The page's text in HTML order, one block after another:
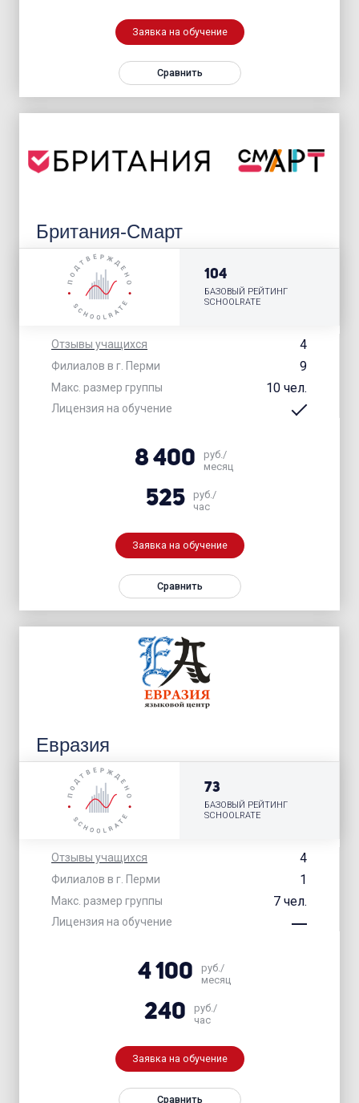
Заявка на обучение
Сравнить
Британия-Смарт
Отзывы учащихся 4
Филиалов в г. Перми 9
Макс. размер группы 10 чел.
Лицензия на обучение
104
БАЗОВЫЙ РЕЙТИНГ
SCHOOLRATE
8 400
руб./
месяц
525
руб./
час
Заявка на обучение
Сравнить
Евразия
Отзывы учащихся 4
Филиалов в г. Перми 1
Макс. размер группы 7 чел.
Лицензия на обучение
73
БАЗОВЫЙ РЕЙТИНГ
SCHOOLRATE
4 100
руб./
месяц
240
руб./
час
Заявка на обучение
Сравнить